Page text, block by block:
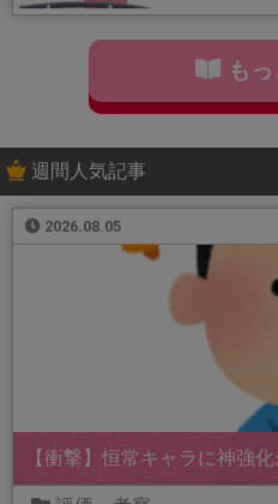
も
週間人気記事
2026.08.05
【衝撃】恒常キャラに神強